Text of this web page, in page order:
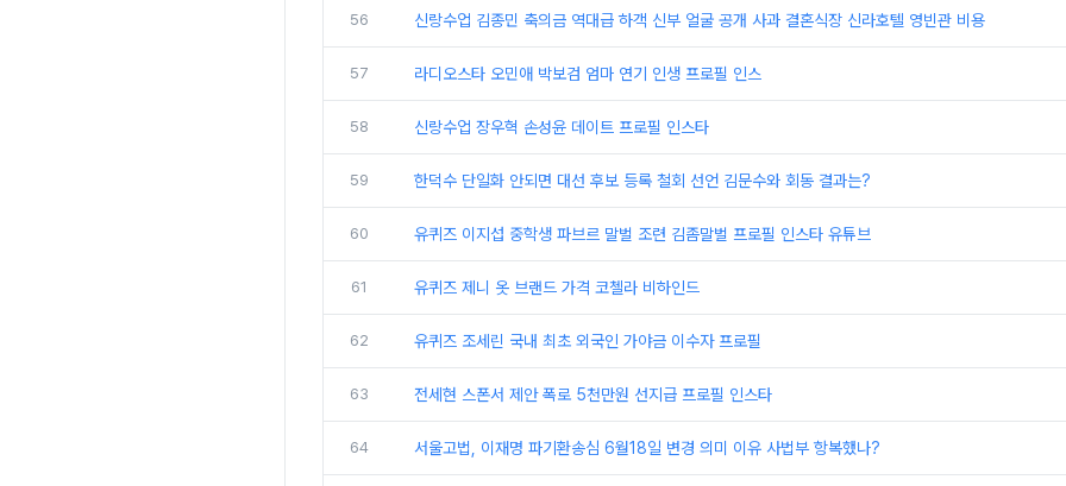
56 신랑수업 김종민 축의금 역대급 하객 신부 얼굴 공개 사과 결혼식장 신라호텔 영빈관 비용
57 라디오스타 오민애 박보검 엄마 연기 인생 프로필 인스
58 신랑수업 장우혁 손성윤 데이트 프로필 인스타
59 한덕수 단일화 안되면 대선 후보 등록 철회 선언 김문수와 회동 결과는?
60 유퀴즈 이지섭 중학생 파브르 말벌 조련 김좀말벌 프로필 인스타 유튜브
61 유퀴즈 제니 옷 브랜드 가격 코첼라 비하인드
62 유퀴즈 조세린 국내 최초 외국인 가야금 이수자 프로필
63 전세현 스폰서 제안 폭로 5천만원 선지급 프로필 인스타
64 서울고법, 이재명 파기환송심 6월18일 변경 의미 이유 사법부 항복했나?